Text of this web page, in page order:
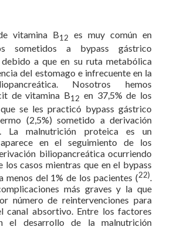
vitamina B12
es muy común en
sometidos a bypass gástrico
debido a que en su ruta metabólica
del estomago e infrecuente en la
Nosotros hemos
de vitamina B12 en 37,5% de los
se les practicó bypass gástrico
(2,5%) sometido a derivación
La malnutrición proteica es un
en el seguimiento de los
biliopancreática ocurriendo
los casos mientras que en el bypass
menos del 1% de los pacientes (22).
más graves y la que
número de reintervenciones para
canal absortivo. Entre los factores
el desarrollo de la malnutrición